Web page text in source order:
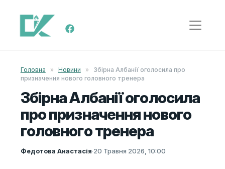
Skip to content
Main Navigation
Головна » Новини »
Збірна Албанії оголосила про
призначення нового головного тренера
Збірна Албанії оголосила
про призначення нового
головного тренера
Федотова Анастасія·20 Травня 2026, 10:00